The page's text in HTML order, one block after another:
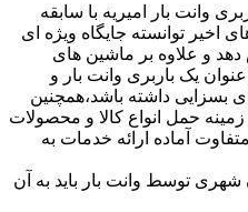
وانت بار امیریه با سابقه
توانسته جایگاه ویژه ای
و علاوه بر ماشین های
یک باربری وانت بار و
بسزایی داشته باشد،همچنین
حمل انواع کالا و محصولات
آماده ارائه خدمات به
توسط وانت بار باید به آن